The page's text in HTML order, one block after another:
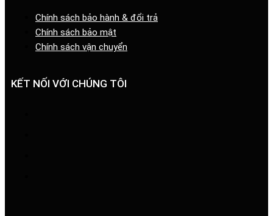
Chính sách bảo hành & đổi trả
Chính sách bảo mật
Chính sách vận chuyển
KẾT NỐI VỚI CHÚNG TÔI